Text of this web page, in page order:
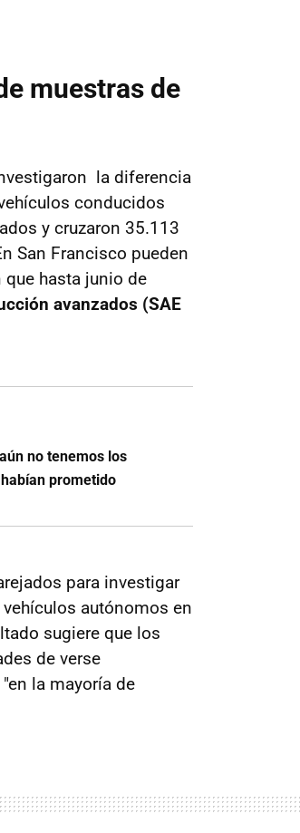
muestras de
la diferencia
conducidos
y cruzaron 35.113
San Francisco pueden
hasta junio de
avanzados (SAE
no tenemos los
prometido
para investigar
autónomos en
sugiere que los
de verse
la mayoría de